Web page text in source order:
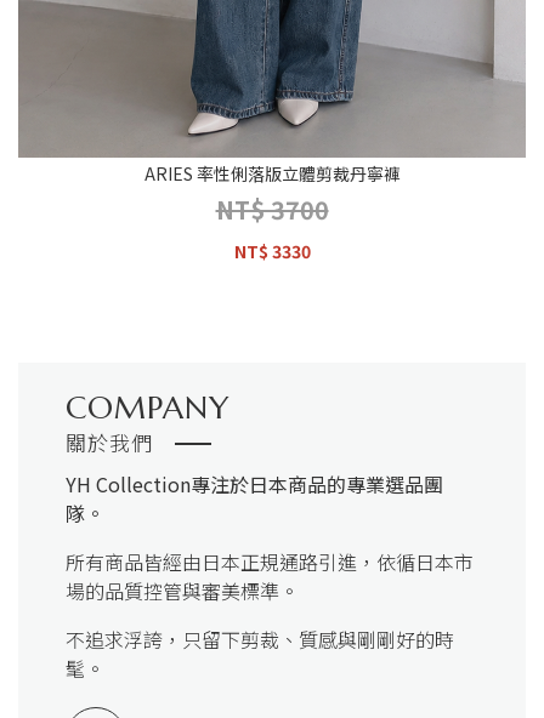
ARIES 率性俐落版立體剪裁丹寧褲
NT$ 3700
NT$ 3330
COMPANY
關於我們
YH Collection專注於日本商品的專業選品團
隊。
所有商品皆經由日本正規通路引進，依循日本市
場的品質控管與審美標準。
不追求浮誇，只留下剪裁、質感與剛剛好的時
髦。